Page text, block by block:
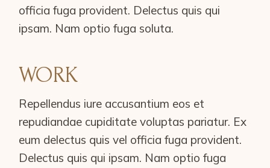
officia fuga provident. Delectus quis qui
ipsam. Nam optio fuga soluta.
WORK
Repellendus iure accusantium eos et
repudiandae cupiditate voluptas pariatur. Ex
eum delectus quis vel officia fuga provident.
Delectus quis qui ipsam. Nam optio fuga